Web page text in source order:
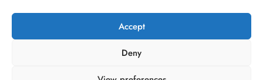
Accept
Deny
jun 22, 2026